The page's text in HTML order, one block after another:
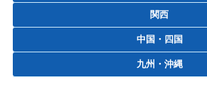
関西
中国・四国
九州・沖縄